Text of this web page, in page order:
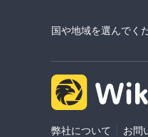
国や地域を選んでく
弊社について お問